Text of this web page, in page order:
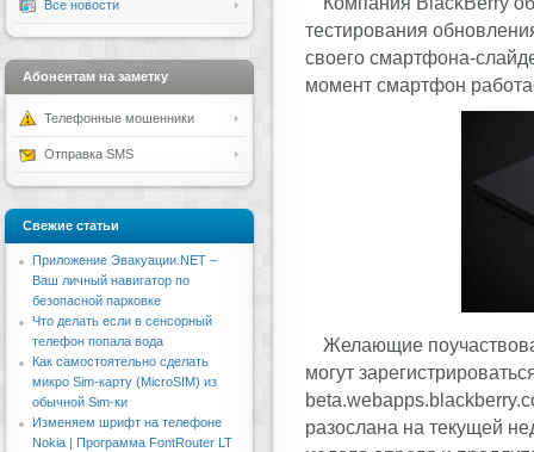
тестирования
своего смартфона-
момент смартфон
Желающие
могут
разослана на текущей
Все новости
Абонентам на заметку
Телефонные мошенники
Отправка SMS
Свежие статьи
Приложение Эвакуации.NET –
Ваш личный навигатор по
безопасной парковке
Что делать если в сенсорный
телефон попала вода
Как самостоятельно сделать
микро Sim-карту (MicroSIM) из
обычной Sim-ки
Изменяем шрифт на телефоне
Nokia | Программа FontRouter LT